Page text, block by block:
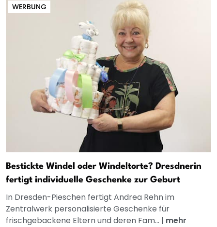
WERBUNG
Bestickte Windel oder Windeltorte? Dresdnerin
fertigt individuelle Geschenke zur Geburt
In Dresden-Pieschen fertigt Andrea Rehn im
Zentralwerk personalisierte Geschenke für
frischgebackene Eltern und deren Fam... | mehr